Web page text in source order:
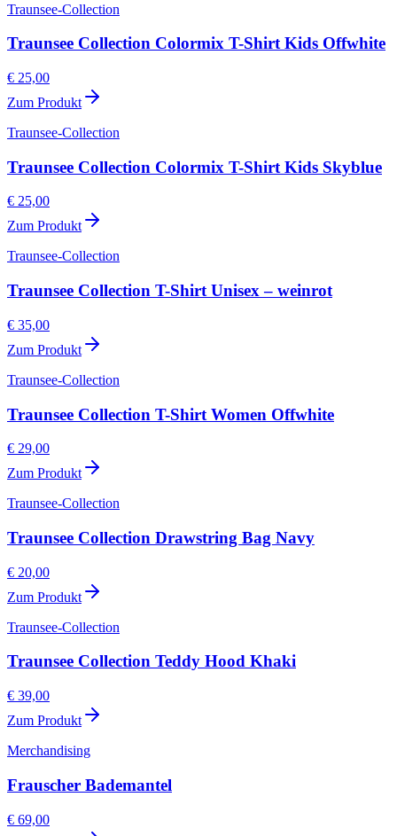
Traunsee-Collection
Traunsee Collection Colormix T-Shirt Kids Offwhite
€ 25,00
Zum Produkt
Traunsee-Collection
Traunsee Collection Colormix T-Shirt Kids Skyblue
€ 25,00
Zum Produkt
Traunsee-Collection
Traunsee Collection T-Shirt Unisex – weinrot
€ 35,00
Zum Produkt
Traunsee-Collection
Traunsee Collection T-Shirt Women Offwhite
€ 29,00
Zum Produkt
Traunsee-Collection
Traunsee Collection Drawstring Bag Navy
€ 20,00
Zum Produkt
Traunsee-Collection
Traunsee Collection Teddy Hood Khaki
€ 39,00
Zum Produkt
Merchandising
Frauscher Bademantel
€ 69,00